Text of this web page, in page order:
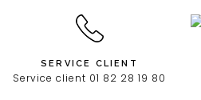
SERVICE CLIENT
Service client 01 82 28 19 80